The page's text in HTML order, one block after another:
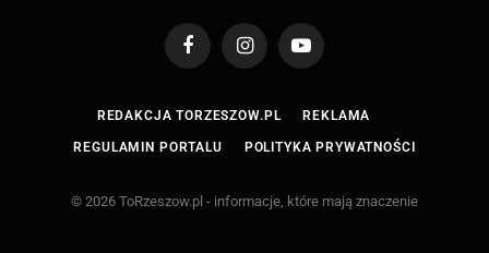
FacebookInstagramYouTube
REDAKCJA TORZESZOW.PL REKLAMA
REGULAMIN PORTALU POLITYKA PRYWATNOŚCI
© 2026 ToRzeszow.pl - informacje, które mają znaczenie